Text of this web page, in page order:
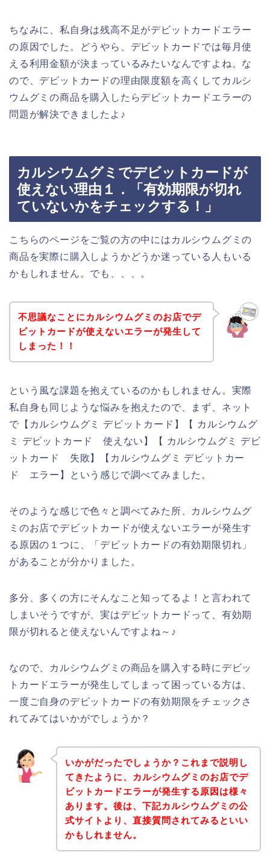
ちなみに、私自身は残高不足がデビットカードエラー
の原因でした。どうやら、デビットカードでは毎月使
える利用金額が決まっているみたいなんですよね。な
ので、デビットカードの理由限度額を高くしてカルシ
ウムグミの商品を購入したらデビットカードエラーの
問題が解決できましたよ♪
カルシウムグミでデビットカードが
使えない理由１．「有効期限が切れ
ていないかをチェックする！」
こちらのページをご覧の方の中にはカルシウムグミの
商品を実際に購入しようかどうか迷っている人もいる
かもしれません。でも、、、。
不思議なことにカルシウムグミのお店でデ
ビットカードが使えないエラーが発生して
しまった！！
という風な課題を抱えているのかもしれません。実際
私自身も同じような悩みを抱えたので、まず、ネット
で【カルシウムグミ デビットカード】【 カルシウムグ
ミ デビットカード 使えない】【 カルシウムグミ デビ
ットカード 失敗】【カルシウムグミ デビットカー
ド エラー】という感じで調べてみました。
そのような感じで色々と調べてみた所、カルシウムグ
ミのお店でデビットカードが使えないエラーが発生す
る原因の１つに、「デビットカードの有効期限切れ」
があることが分かりました。
多分、多くの方にそんなこと知ってるよ！と言われて
しまいそうですが、実はデビットカードって、有効期
限が切れると使えないんですよね～♪
なので、カルシウムグミの商品を購入する時にデビッ
トカードエラーが発生してしまって困っている方は、
一度ご自身のデビットカードの有効期限をチェックさ
れてみてはいかがでしょうか？
いかがだったでしょうか？これまで説明し
てきたように、カルシウムグミのお店でデ
ビットカードエラーが発生する原因は様々
あります。後は、下記カルシウムグミの公
式サイトより、直接質問されてみるといい
かもしれません。